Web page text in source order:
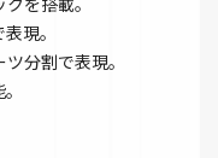
現。
分割で表現。